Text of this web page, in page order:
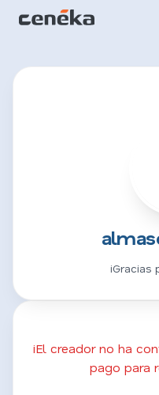
¡El creador no ha
pago para